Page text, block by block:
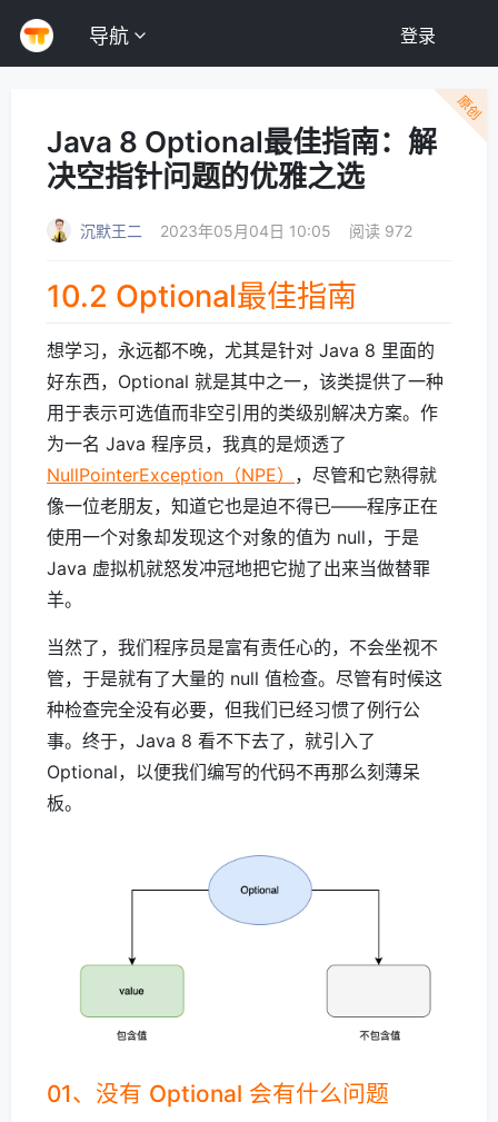
导航 登录
原创
Java 8 Optional最佳指南：解
决空指针问题的优雅之选
沉默王二 2023年05月04日 10:05 阅读 972
10.2 Optional最佳指南
想学习，永远都不晚，尤其是针对 Java 8 里面的
好东西，Optional 就是其中之一，该类提供了一种
用于表示可选值而非空引用的类级别解决方案。作
为一名 Java 程序员，我真的是烦透了
NullPointerException（NPE） ，尽管和它熟得就
像一位老朋友，知道它也是迫不得已——程序正在
使用一个对象却发现这个对象的值为 null，于是
Java 虚拟机就怒发冲冠地把它抛了出来当做替罪
羊。
当然了，我们程序员是富有责任心的，不会坐视不
管，于是就有了大量的 null 值检查。尽管有时候这
种检查完全没有必要，但我们已经习惯了例行公
事。终于，Java 8 看不下去了，就引入了
Optional，以便我们编写的代码不再那么刻薄呆
板。
01、没有 Optional 会有什么问题